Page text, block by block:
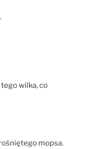
wilka, co
mopsa.